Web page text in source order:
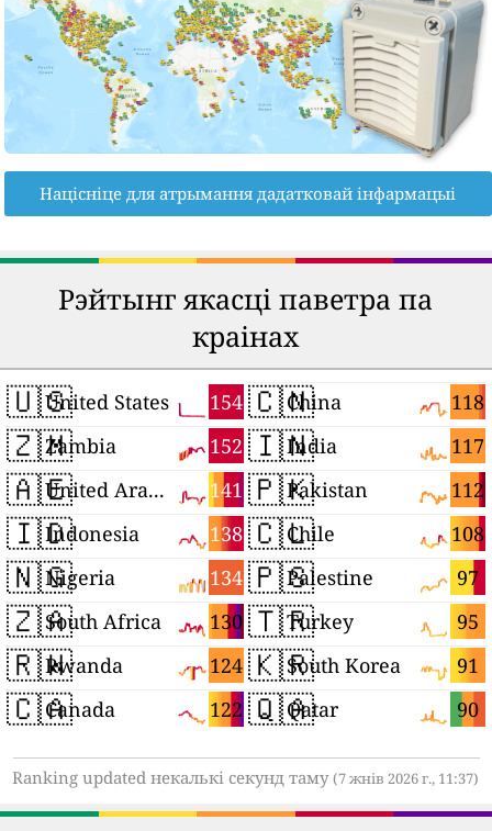
Націсніце для атрымання дадатковай інфармацыі
Рэйтынг якасці паветра па
краінах
🇺🇸 154
United States
🇿🇲 152
Zambia
🇦🇪 141
United Arab Emirates
🇮🇩 138
Indonesia
🇳🇬 134
Nigeria
🇿🇦 130
South Africa
🇷🇼 124
Rwanda
🇨🇦 122
Canada
🇨🇳 118
China
🇮🇳 117
India
🇵🇰 112
Pakistan
🇨🇱 108
Chile
🇵🇸 97
Palestine
🇹🇷 95
Turkey
🇰🇷 91
South Korea
🇶🇦 90
Qatar
Ranking updated некалькі секунд таму(7 жнів 2026 г., 11:37)